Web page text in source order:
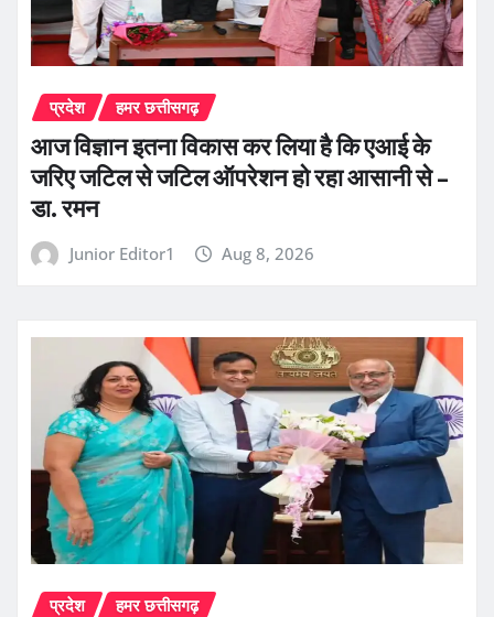
प्रदेश हमर छत्तीसगढ़
आज विज्ञान इतना विकास कर लिया है कि एआई के
जरिए जटिल से जटिल ऑपरेशन हो रहा आसानी से –
डा. रमन
Junior Editor1 Aug 8, 2026
प्रदेश हमर छत्तीसगढ़